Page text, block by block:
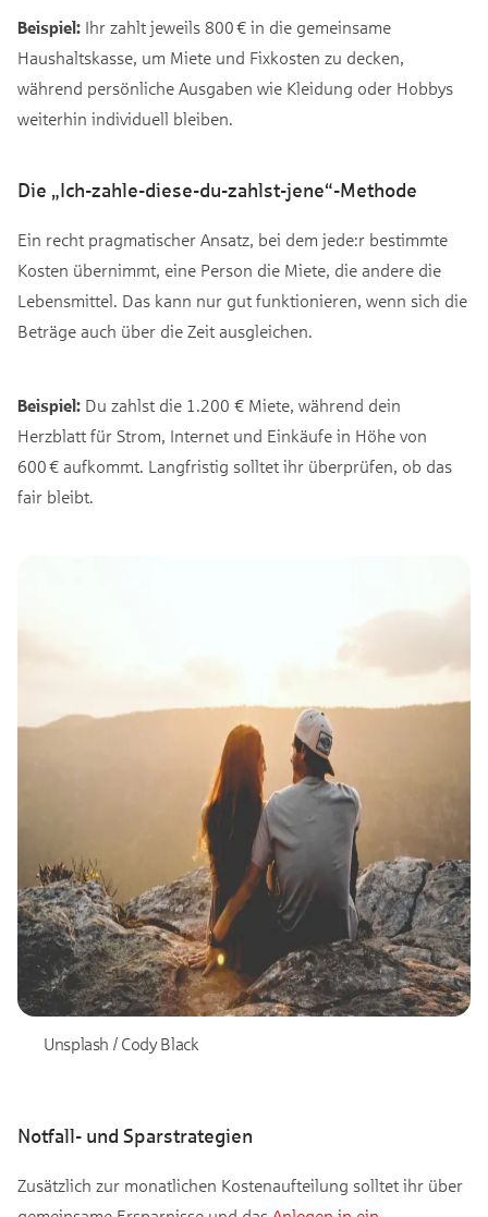
Beispiel: Ihr zahlt jeweils 800 € in die gemeinsame
Haushaltskasse, um Miete und Fixkosten zu decken,
während persönliche Ausgaben wie Kleidung oder Hobbys
weiterhin individuell bleiben.
Die „Ich-zahle-diese-du-zahlst-jene“-Methode
Ein recht pragmatischer Ansatz, bei dem jede:r bestimmte
Kosten übernimmt, eine Person die Miete, die andere die
Lebensmittel. Das kann nur gut funktionieren, wenn sich die
Beträge auch über die Zeit ausgleichen.
Beispiel: Du zahlst die 1.200 € Miete, während dein
Herzblatt für Strom, Internet und Einkäufe in Höhe von
600 € aufkommt. Langfristig solltet ihr überprüfen, ob das
fair bleibt.
Unsplash / Cody Black
Notfall- und Sparstrategien
Zusätzlich zur monatlichen Kostenaufteilung solltet ihr über